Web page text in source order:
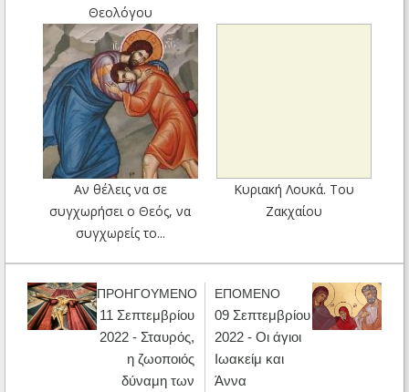
Θεολόγου
Αν θέλεις να σε
συγχωρήσει ο Θεός, να
συγχωρείς το...
Kυριακή Λουκά. Του
Ζακχαίου
ΠΡΟΗΓΟΥΜΕΝΟ
11 Σεπτεμβρίου
2022 - Σταυρός,
η ζωοποιός
δύναμη των
ΕΠΟΜΕΝΟ
09 Σεπτεμβρίου
2022 - Οι άγιοι
Ιωακείμ και
Άννα